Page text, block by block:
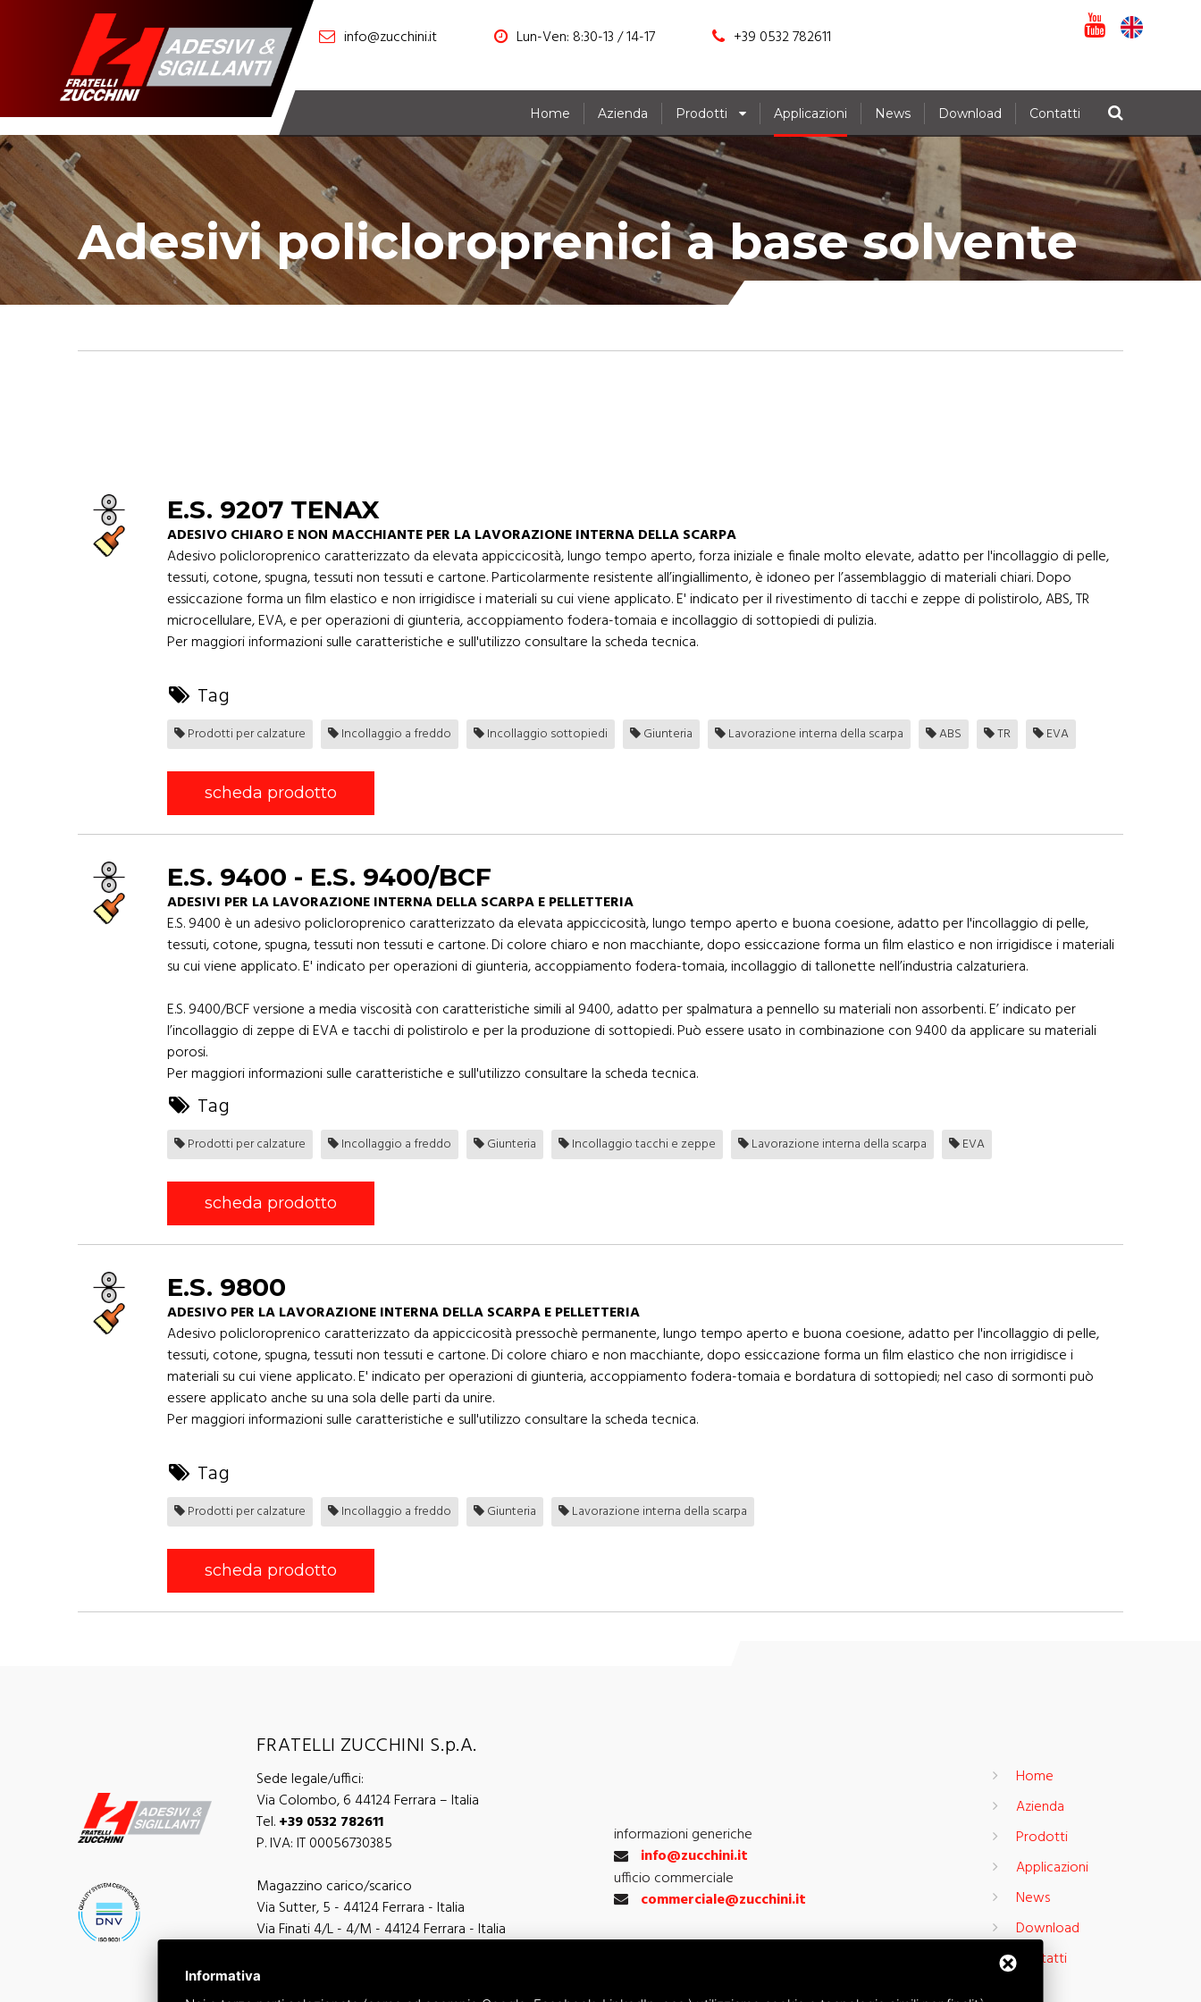
info@zucchini.it Lun-Ven: 8:30-13 / 14-17 +39 0532 782611
Home Azienda Prodotti Applicazioni News Download Contatti
Adesivi policloroprenici a base solvente
E.S. 9207 TENAX
ADESIVO CHIARO E NON MACCHIANTE PER LA LAVORAZIONE INTERNA DELLA SCARPA
Adesivo policloroprenico caratterizzato da elevata appiccicosità, lungo tempo aperto, forza iniziale e finale molto elevate, adatto per l'incollaggio di pelle,
tessuti, cotone, spugna, tessuti non tessuti e cartone. Particolarmente resistente all’ingiallimento, è idoneo per l’assemblaggio di materiali chiari. Dopo
essiccazione forma un film elastico e non irrigidisce i materiali su cui viene applicato. E' indicato per il rivestimento di tacchi e zeppe di polistirolo, ABS, TR
microcellulare, EVA, e per operazioni di giunteria, accoppiamento fodera-tomaia e incollaggio di sottopiedi di pulizia.
Per maggiori informazioni sulle caratteristiche e sull'utilizzo consultare la scheda tecnica.
Tag
Prodotti per calzature Incollaggio a freddo Incollaggio sottopiedi Giunteria Lavorazione interna della scarpa ABS TR EVA
scheda prodotto
E.S. 9400 - E.S. 9400/BCF
ADESIVI PER LA LAVORAZIONE INTERNA DELLA SCARPA E PELLETTERIA
E.S. 9400 è un adesivo policloroprenico caratterizzato da elevata appiccicosità, lungo tempo aperto e buona coesione, adatto per l'incollaggio di pelle,
tessuti, cotone, spugna, tessuti non tessuti e cartone. Di colore chiaro e non macchiante, dopo essiccazione forma un film elastico e non irrigidisce i materiali
su cui viene applicato. E' indicato per operazioni di giunteria, accoppiamento fodera-tomaia, incollaggio di tallonette nell’industria calzaturiera.
E.S. 9400/BCF versione a media viscosità con caratteristiche simili al 9400, adatto per spalmatura a pennello su materiali non assorbenti. E’ indicato per
l’incollaggio di zeppe di EVA e tacchi di polistirolo e per la produzione di sottopiedi. Può essere usato in combinazione con 9400 da applicare su materiali
porosi.
Per maggiori informazioni sulle caratteristiche e sull'utilizzo consultare la scheda tecnica.
Tag
Prodotti per calzature Incollaggio a freddo Giunteria Incollaggio tacchi e zeppe Lavorazione interna della scarpa EVA
scheda prodotto
E.S. 9800
ADESIVO PER LA LAVORAZIONE INTERNA DELLA SCARPA E PELLETTERIA
Adesivo policloroprenico caratterizzato da appiccicosità pressochè permanente, lungo tempo aperto e buona coesione, adatto per l'incollaggio di pelle,
tessuti, cotone, spugna, tessuti non tessuti e cartone. Di colore chiaro e non macchiante, dopo essiccazione forma un film elastico che non irrigidisce i
materiali su cui viene applicato. E' indicato per operazioni di giunteria, accoppiamento fodera-tomaia e bordatura di sottopiedi; nel caso di sormonti può
essere applicato anche su una sola delle parti da unire.
Per maggiori informazioni sulle caratteristiche e sull'utilizzo consultare la scheda tecnica.
Tag
Prodotti per calzature Incollaggio a freddo Giunteria Lavorazione interna della scarpa
scheda prodotto
Home
Azienda
Prodotti
Applicazioni
News
Download
Contatti
FRATELLI ZUCCHINI S.p.A.
Sede legale/uffici:
Via Colombo, 6 44124 Ferrara – Italia
Tel.+39 0532 782611
P. IVA: IT 00056730385
Magazzino carico/scarico
Via Sutter, 5 - 44124 Ferrara - Italia
Via Finati 4/L - 4/M - 44124 Ferrara - Italia
informazioni generiche
info@zucchini.it
ufficio commerciale
commerciale@zucchini.it
Informativa